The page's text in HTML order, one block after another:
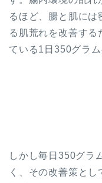
るほど、腸と肌には
る肌荒れを改善する
ている1日350グラ
しかし毎日350グラ
く、その改善策と